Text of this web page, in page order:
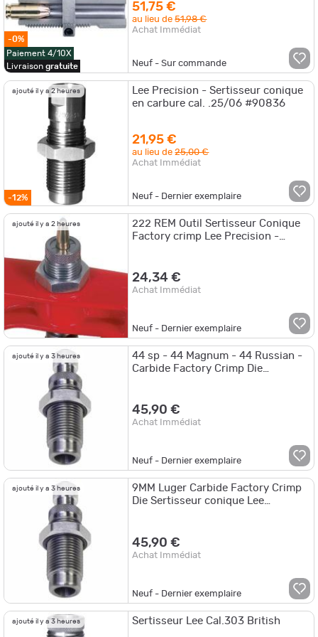
-0%
Paiement 4/10X
Livraison gratuite
51,75 €
au lieu de51,98 €
Achat Immédiat
Neuf - Sur commande
ajouté il y a 2 heures
-12%
Lee Precision - Sertisseur conique
en carbure cal. .25/06 #90836
21,95 €
au lieu de25,00 €
Achat Immédiat
Neuf - Dernier exemplaire
ajouté il y a 2 heures
222 REM Outil Sertisseur Conique
Factory crimp Lee Precision -
24,34 €
Achat Immédiat
Neuf - Dernier exemplaire
ajouté il y a 3 heures
44 sp - 44 Magnum - 44 Russian -
Carbide Factory Crimp Die
45,90 €
Achat Immédiat
Neuf - Dernier exemplaire
ajouté il y a 3 heures
9MM Luger Carbide Factory Crimp
Die Sertisseur conique Lee
45,90 €
Achat Immédiat
Neuf - Dernier exemplaire
ajouté il y a 3 heures Sertisseur Lee Cal.303 British